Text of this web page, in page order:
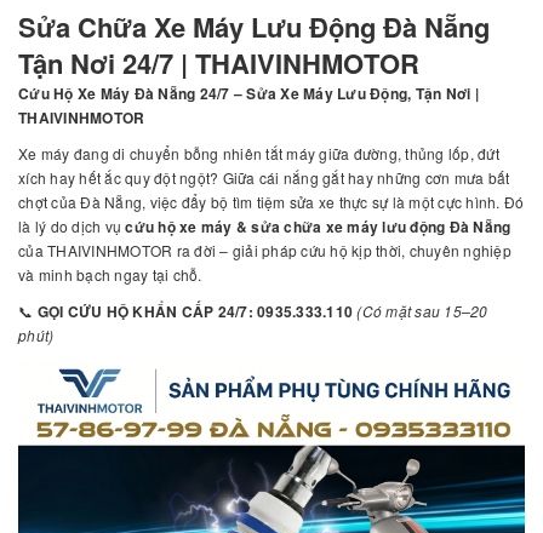
Sửa Chữa Xe Máy Lưu Động Đà Nẵng
Tận Nơi 24/7 | THAIVINHMOTOR
Cứu Hộ Xe Máy Đà Nẵng 24/7 – Sửa Xe Máy Lưu Động, Tận Nơi |
THAIVINHMOTOR
Xe máy đang di chuyển bỗng nhiên tắt máy giữa đường, thủng lốp, đứt
xích hay hết ắc quy đột ngột? Giữa cái nắng gắt hay những cơn mưa bất
chợt của Đà Nẵng, việc đẩy bộ tìm tiệm sửa xe thực sự là một cực hình. Đó
là lý do dịch vụcứu hộ xe máy & sửa chữa xe máy lưu động Đà Nẵng
của THAIVINHMOTOR ra đời – giải pháp cứu hộ kịp thời, chuyên nghiệp
và minh bạch ngay tại chỗ.
📞 GỌI CỨU HỘ KHẨN CẤP 24/7: 0935.333.110(Có mặt sau 15–20
phút)